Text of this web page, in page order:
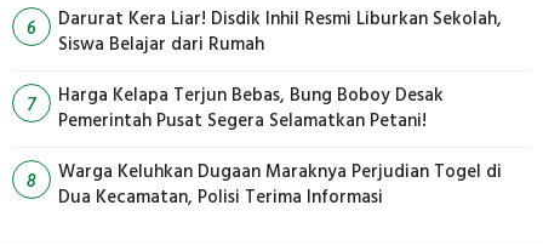
6
Darurat Kera Liar! Disdik Inhil Resmi Liburkan Sekolah,
Siswa Belajar dari Rumah
7
Harga Kelapa Terjun Bebas, Bung Boboy Desak
Pemerintah Pusat Segera Selamatkan Petani!
8
Warga Keluhkan Dugaan Maraknya Perjudian Togel di
Dua Kecamatan, Polisi Terima Informasi